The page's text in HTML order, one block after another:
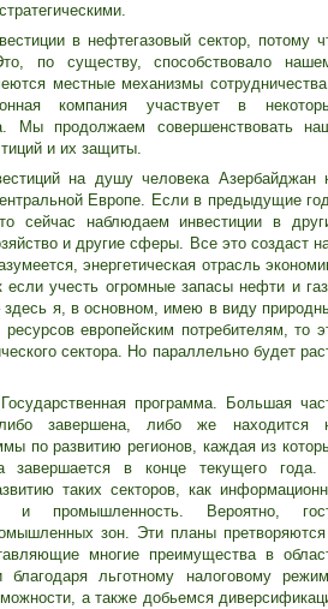
в нефтегазовый сектор, потому
по существу, способствовало
местные механизмы
компания участвует в
Мы продолжаем совершенствовать
и их защиты.
на душу человека Азербайджан
Европе. Если в предыдущие
сейчас наблюдаем инвестиции в
и другие сферы. Все это создаст
энергетическая отрасль
если учесть огромные запасы нефти и
я, в основном, имею в виду
европейским потребителям, то
сектора. Но параллельно будет
программа. Большая
завершена, либо же находится
по развитию регионов, каждая из
завершается в конце текущего
таких секторов, как
и промышленность. Вероятно,
зон. Эти планы
многие преимущества в
льготному налоговому
а также добьемся